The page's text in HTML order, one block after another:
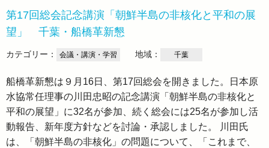
第17回総会記念講演「朝鮮半島の非核化と平和の展
望」 千葉・船橋革新懇
カテゴリー： 会議・講演・学習 地域： 千葉
船橋革新懇は９月16日、第17回総会を開きました。日本原
水協常任理事の川田忠昭の記念講演「朝鮮半島の非核化と
平和の展望」に32名が参加、続く総会には25名が参加し活
動報告、新年度方針などを討論・承認しました。 川田氏
は、「朝鮮半島の非核化」の問題について、「これまで、